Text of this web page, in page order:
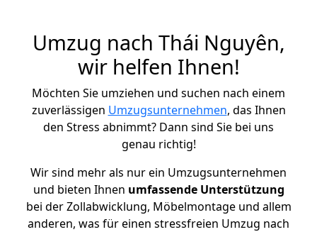
Umzug nach Thái Nguyên,
wir helfen Ihnen!
Möchten Sie umziehen und suchen nach einem
zuverlässigen Umzugsunternehmen, das Ihnen
den Stress abnimmt? Dann sind Sie bei uns
genau richtig!
Wir sind mehr als nur ein Umzugsunternehmen
und bieten Ihnen umfassende Unterstützung
bei der Zollabwicklung, Möbelmontage und allem
anderen, was für einen stressfreien Umzug nach